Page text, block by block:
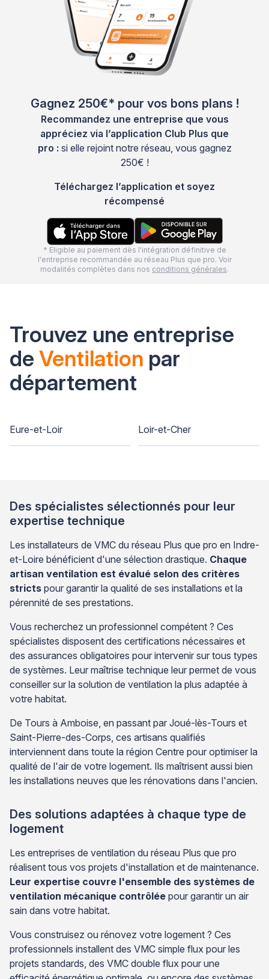
Gagnez 250€* pour vos bons plans !
Recommandez une entreprise que vous
appréciez via l’application Club Plus que
pro : si elle rejoint notre réseau, vous gagnez
250€ !
Téléchargez l’application et soyez
récompensé
* Eligible au paiement dès l'intégration définitive de
l'entreprise recommandée au réseau Plus que pro. Voir
modalités complètes dans nos conditions générales.
Trouvez une entreprise
de Ventilation par
département
Eure-et-Loir Loir-et-Cher
Des spécialistes sélectionnés pour leur
expertise technique
Les installateurs de VMC du réseau Plus que pro en Indre-
et-Loire bénéficient d'une sélection drastique. Chaque
artisan ventilation est évalué selon des critères
stricts pour garantir la qualité de ses installations et la
pérennité de ses prestations.
Vous recherchez un professionnel compétent ? Ces
spécialistes disposent des certifications nécessaires et
des assurances obligatoires pour intervenir sur tous types
de systèmes. Leur maîtrise technique leur permet de vous
conseiller sur la solution de ventilation la plus adaptée à
votre habitat.
De Tours à Amboise, en passant par Joué-lès-Tours et
Saint-Pierre-des-Corps, ces artisans qualifiés
interviennent dans toute la région Centre pour optimiser la
qualité de l'air de votre logement. Ils maîtrisent aussi bien
les installations neuves que les rénovations dans l'ancien.
Des solutions adaptées à chaque type de
logement
Les entreprises de ventilation du réseau Plus que pro
réalisent tous vos projets d'installation et de maintenance.
Leur expertise couvre l'ensemble des systèmes de
ventilation mécanique contrôlée pour garantir un air
sain dans votre habitat.
Vous construisez ou rénovez votre logement ? Ces
professionnels installent des VMC simple flux pour les
projets standards, des VMC double flux pour une